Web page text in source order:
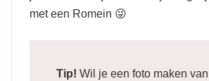
met een Romein 😜
Tip! Wil je een foto maken